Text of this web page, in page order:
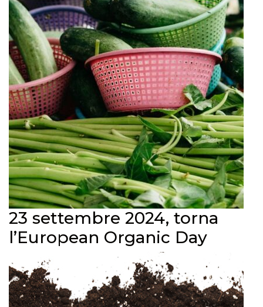
23 settembre 2024, torna
l’European Organic Day